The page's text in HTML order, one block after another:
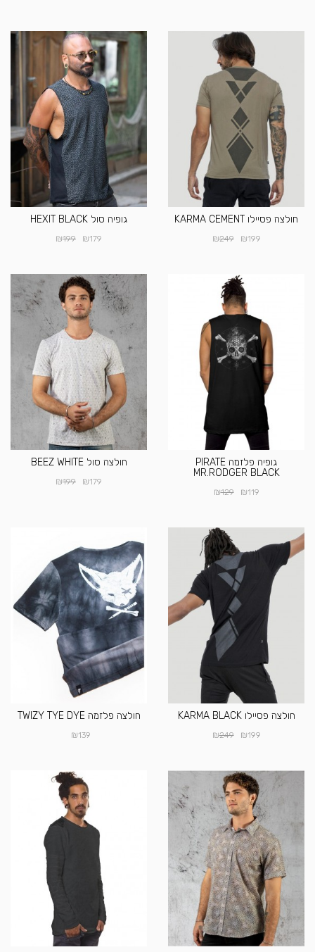
חולצה פסיילו KARMA CEMENT
₪199
₪249
גופיה סול HEXIT BLACK
₪179
₪199
גופיה פלזמה PIRATE
MR.RODGER BLACK
₪119
₪129
חולצה סול BEEZ WHITE
₪179
₪199
חולצה פסיילו KARMA BLACK
₪199
₪249
חולצה פלזמה TWIZY TYE DYE
₪139